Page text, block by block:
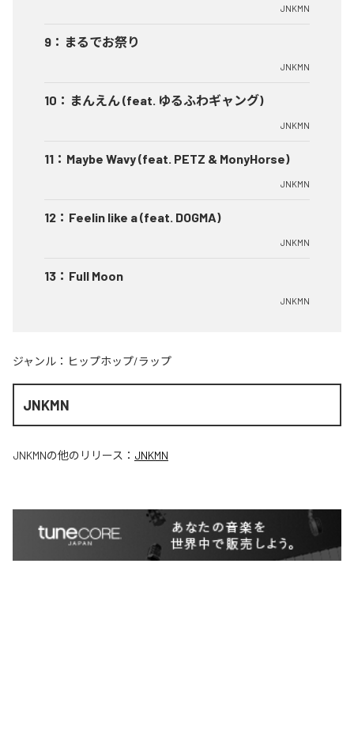
JNKMN
9 ： まるでお祭り
JNKMN
10 ： まんえん (feat. ゆるふわギャング)
JNKMN
11 ： Maybe Wavy (feat. PETZ & MonyHorse)
JNKMN
12 ： Feelin like a (feat. DOGMA)
JNKMN
13 ： Full Moon
JNKMN
ジャンル： ヒップホップ/ラップ
JNKMN
JNKMNの他のリリース： JNKMN